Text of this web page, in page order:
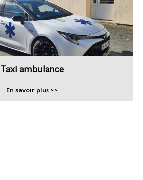
Taxi ambulance
En savoir plus >>